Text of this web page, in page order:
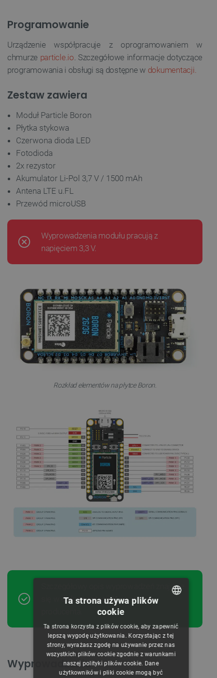
Programowanie
Urządzenie współpracuje z oprogramowaniem w
chmurze particle.io. Szczegółowe informacje dotyczące
programowania i obsługi są dostępne w dokumentacji.
Zestaw zawiera
Moduł Particle Boron
Płytka stykowa
Czerwona dioda LED
Fotodioda
2x rezystor
Akumulator Li-Pol 3,7 V / 1500 mAh
Antena LTE u.FL
Przewód microUSB
Wyprowadzenia modułu pracują z
napięciem 3,3 V.
Rozkład elementów na płytce Boron.
Szczegółowy opis wyprowadzeń znajduje
dokumentacji
na stronie
Wyprowadzenia
CZECH
ENGLISH
GERMAN
Ta strona używa plików
cookie
Ta strona korzysta z plików cookie, aby zapewnić
lepszą wygodę użytkowania. Korzystając z tej
strony, wyrażasz zgodę na używanie przez nas
wszystkich plików cookie zgodnie z warunkami
naszej polityki plików cookie. Dane
użytkowników i pliki cookie mogą być